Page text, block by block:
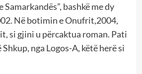
bashkë me dy
Në botimin e Onufrit,2004,
si gjini u përcaktua roman. Pati
nga Logos-A, këtë herë si